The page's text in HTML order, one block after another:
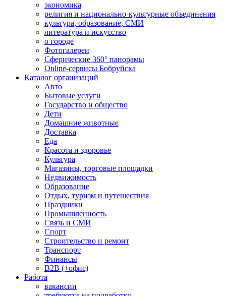
экономика
религия и национально-культурные объединения
культура, образование, СМИ
литература и искусство
о городе
Фотогалереи
Сферические 360° панорамы
Online-сервисы Бобруйска
Каталог организаций
Авто
Бытовые услуги
Государство и общество
Дети
Домашние животные
Доставка
Еда
Красота и здоровье
Культура
Магазины, торговые площадки
Недвижимость
Образование
Отдых, туризм и путешествия
Праздники
Промышленность
Связь и СМИ
Спорт
Строительство и ремонт
Транспорт
Финансы
B2B (+офис)
Работа
вакансии